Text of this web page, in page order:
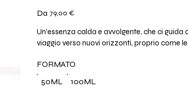
Da 79,00 €
Un'essenza calda e avvolgente, che ci
viaggio verso nuovi orizzonti, proprio come
50ML 100ML
FORMATO